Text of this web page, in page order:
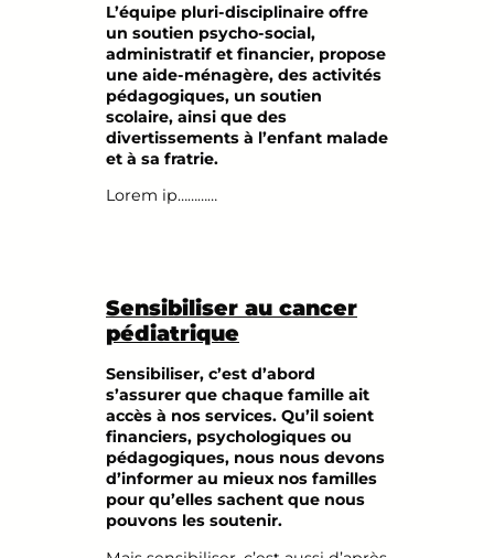
L’équipe pluri-disciplinaire offre
un soutien psycho-social,
administratif et financier, propose
une aide-ménagère, des activités
pédagogiques, un soutien
scolaire, ainsi que des
divertissements à l’enfant malade
et à sa fratrie.
Lorem ip…………
Sensibiliser au cancer
pédiatrique
Sensibiliser, c’est d’abord
s’assurer que chaque famille ait
accès à nos services. Qu’il soient
financiers, psychologiques ou
pédagogiques, nous nous devons
d’informer au mieux nos familles
pour qu’elles sachent que nous
pouvons les soutenir.